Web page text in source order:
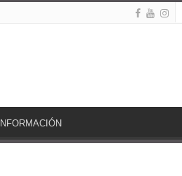
INFORMACIÓN